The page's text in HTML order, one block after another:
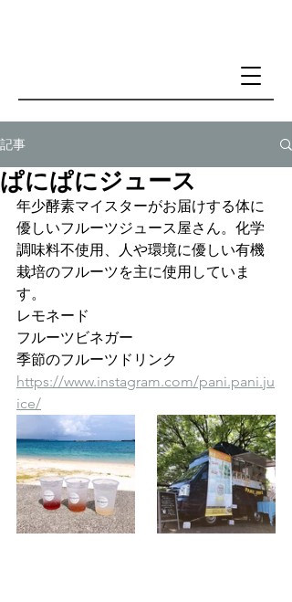
記事
ぱにぱにジュース
年少酵素マイスターがお届けする体に
優しいフルーツジュース屋さん。化学
調味料不使用、人や環境に優しい有機
栽培のフルーツを主に使用していま
す。
レモネード
フルーツビネガー
季節のフルーツドリンク
https://www.instagram.com/pani.pani.ju
ice/